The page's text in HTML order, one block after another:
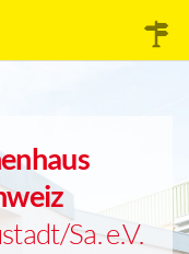
Sa. e.V.